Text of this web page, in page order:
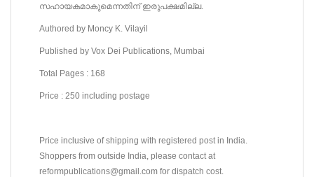
സഹായകമാകുമെന്നതിന് ഇരുപക്ഷമില്ല.
Authored by Moncy K. Vilayil
Published by Vox Dei Publications, Mumbai
Total Pages : 168
Price : 250 including postage
Price inclusive of shipping with registered post in India.
Shoppers from outside India, please contact at
reformpublications@gmail.com for dispatch cost.